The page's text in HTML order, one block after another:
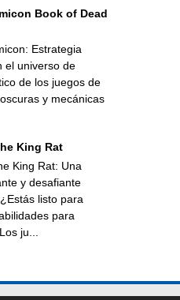
Book of Dead
Estrategia
el universo de
de los juegos de
y mecánicas
King Rat
King Rat: Una
y desafiante
listo para
para
ju...